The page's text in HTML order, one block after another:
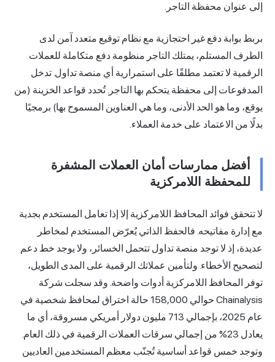
إلى عنوان محفظة التاجر.
بربط بوابة دفع غير احتجازية مع نظام توقيع متعدد آمن لدى
الطرف المستلم، يمتلك التاجر منظومة دفع متكاملة للعملات
الرقمية لا تعتمد مطلقًا على استمرارية أي منصة تداول. تدخل
المدفوعات إلى محفظة يتحكم بها التاجر. تُحدد قواعد الخزينة (من
يوقع، وما هو الحد الأدنى، وما هي العناوين المسموح بها) برمجيًا
بدلًا من الاعتماد على خدمة العملاء.
أفضل ممارسات أمان العملات المشفرة
للمحفظة اللامركزية
لا تتحقق فوائد المحافظ اللامركزية إلا إذا تعامل المستخدم بجدية
مع إدارة مفاتيحه. فالحفظ الذاتي يُعرّض المستخدم لمخاطر
عديدة، إذ لا توجد منصة تداول تتحمل الخسائر، ولا يوجد خط دعم
لتصحيح الأخطاء. ولتأمين عملاتك الرقمية على المدى الطويل،
توفر المحافظ اللامركزية أدوات واضحة. وقد سجلت شركة
Chainalysis حوالي 158,000 حالة اختراق لمحافظ شخصية في
عام 2025، بإجمالي 713 مليون دولار أمريكي مسروقة، أي ما
يعادل 23% من إجمالي سرقات العملات الرقمية في ذلك العام.
وتوجد خمس قواعد أساسية تُجنّب معظم المستخدمين العاديين